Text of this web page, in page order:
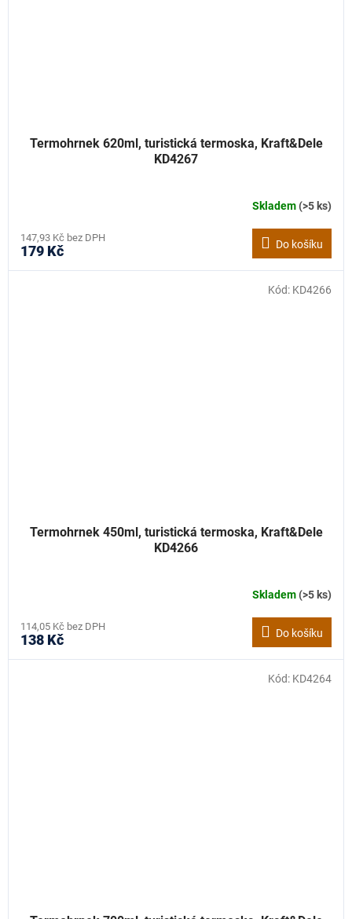
Termohrnek 620ml, turistická termoska, Kraft&Dele
KD4267
Skladem(>5 ks)
147,93 Kč bez DPH
179 Kč Do košíku
Termohrnek 450ml, turistická termoska, Kraft&Dele
KD4266
Skladem(>5 ks)
114,05 Kč bez DPH
138 Kč Do košíku
Kód: KD4266
Kód: KD4264